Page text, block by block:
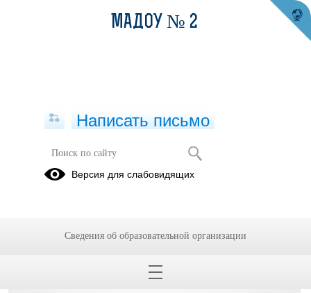
Публикации за 18.10.2025
ОБРАЩЕНИЯ ГРАЖДАН
МАДОУ № 2
Написать письмо
Версия для слабовидящих
Сведения об образовательной организации